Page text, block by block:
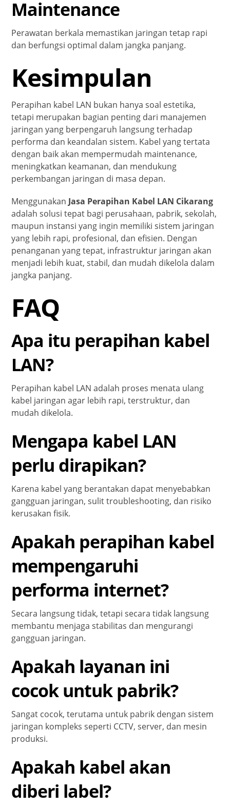
Maintenance
Perawatan berkala memastikan jaringan tetap rapi
dan berfungsi optimal dalam jangka panjang.
Kesimpulan
Perapihan kabel LAN bukan hanya soal estetika,
tetapi merupakan bagian penting dari manajemen
jaringan yang berpengaruh langsung terhadap
performa dan keandalan sistem. Kabel yang tertata
dengan baik akan mempermudah maintenance,
meningkatkan keamanan, dan mendukung
perkembangan jaringan di masa depan.
Menggunakan Jasa Perapihan Kabel LAN Cikarang
adalah solusi tepat bagi perusahaan, pabrik, sekolah,
maupun instansi yang ingin memiliki sistem jaringan
yang lebih rapi, profesional, dan efisien. Dengan
penanganan yang tepat, infrastruktur jaringan akan
menjadi lebih kuat, stabil, dan mudah dikelola dalam
jangka panjang.
FAQ
Apa itu perapihan kabel
LAN?
Perapihan kabel LAN adalah proses menata ulang
kabel jaringan agar lebih rapi, terstruktur, dan
mudah dikelola.
Mengapa kabel LAN
perlu dirapikan?
Karena kabel yang berantakan dapat menyebabkan
gangguan jaringan, sulit troubleshooting, dan risiko
kerusakan fisik.
Apakah perapihan kabel
mempengaruhi
performa internet?
Secara langsung tidak, tetapi secara tidak langsung
membantu menjaga stabilitas dan mengurangi
gangguan jaringan.
Apakah layanan ini
cocok untuk pabrik?
Sangat cocok, terutama untuk pabrik dengan sistem
jaringan kompleks seperti CCTV, server, dan mesin
produksi.
Apakah kabel akan
diberi label?